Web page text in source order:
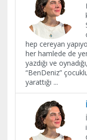
hep cereyan
her hamlede de
yazdığı ve
“BenDeniz”
yarattığı ...